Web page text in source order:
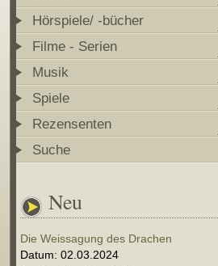
Hörspiele/ -bücher
Filme - Serien
Musik
Spiele
Rezensenten
Suche
Neu
Die Weissagung des Drachen
Datum: 02.03.2024